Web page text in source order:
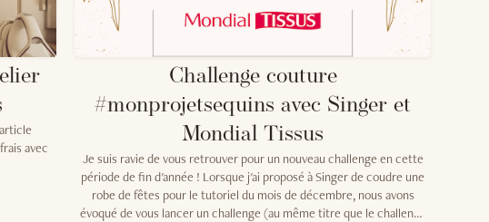
avec
Challenge couture
#monprojetsequins avec Singer et
Mondial Tissus
Je suis ravie de vous retrouver pour un nouveau challenge en cette
période de fin d'année ! Lorsque j'ai proposé à Singer de coudre une
robe de fêtes pour le tutoriel du mois de décembre, nous avons
évoqué de vous lancer un challenge (au même titre que le challenge